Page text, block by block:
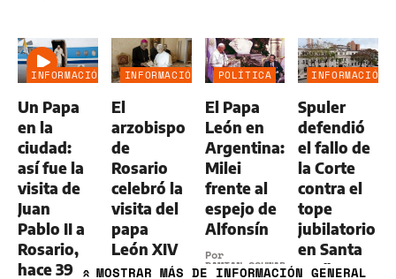
INFORMACIÓN
Un Papa
en la
ciudad:
así fue la
visita de
Juan
Pablo II a
Rosario,
hace 39
INFORMACIÓN
El
arzobispo
de
Rosario
celebró la
visita del
papa
León XIV
a
POLÍTICA
El Papa
León en
Argentina:
Milei
frente al
espejo de
Alfonsín
Por
DAMIAN SCHWARZSTEIN
INFORMACIÓN
Spuler
defendió
el fallo de
la Corte
contra el
tope
jubilatorio
en Santa
Fe: "De
» MOSTRAR MÁS DE INFORMACIÓN GENERAL